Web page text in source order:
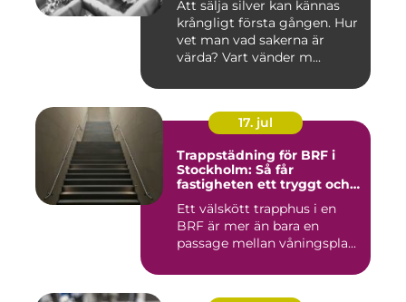
Att sälja silver kan kännas
krångligt första gången. Hur
vet man vad sakerna är
värda? Vart vänder m...
17. jul
Trappstädning för BRF i
Stockholm: Så får
fastigheten ett tryggt och
Ett välskött trapphus i en
BRF är mer än bara en
passage mellan våningspla...